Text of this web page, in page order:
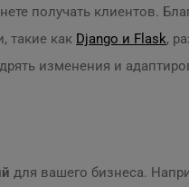
получать клиентов.
такие как Django и Flask,
изменения и
для вашего бизнеса.